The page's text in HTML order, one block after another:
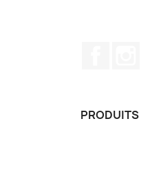
PRODUITS